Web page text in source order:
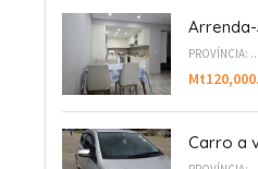
PROVÍNCIA: ...
Carro a